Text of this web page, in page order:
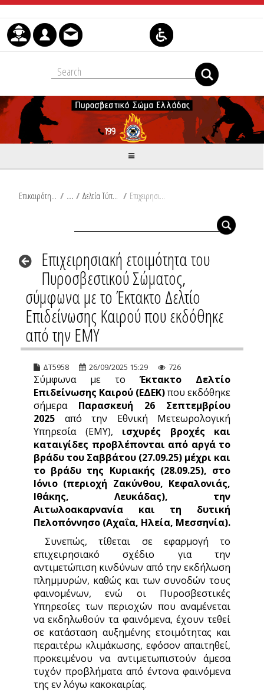
Skip to Content
Επικαιρότητα / Δελτία Τύπου / Επιχειρησιακή ετοιμότητα του Πυροσβεστικού Σώματος, σύμφωνα με το Έκτακτο Δελτίο Επιδείνωσης Καιρού που εκδόθηκε από την ΕΜΥ
Επιχειρησιακή ετοιμότητα του
Πυροσβεστικού Σώματος,
σύμφωνα με το Έκτακτο Δελτίο
Επιδείνωσης Καιρού που εκδόθηκε
από την ΕΜΥ
ΔΤ5958 26/09/2025 15:29 726
Σύμφωνα με τοΈκτακτο Δελτίο
Επιδείνωσης Καιρού (ΕΔΕΚ)που εκδόθηκε
σήμερα Παρασκευή 26 Σεπτεμβρίου
2025 από την Εθνική Μετεωρολογική
Υπηρεσία (ΕΜΥ), ισχυρές βροχές και
καταιγίδες προβλέπονται από αργά το
βράδυ του Σαββάτου (27.09.25) μέχρι και
το βράδυ της Κυριακής (28.09.25), στο
Ιόνιο (περιοχή Ζακύνθου, Κεφαλονιάς,
Ιθάκης, Λευκάδας), την
Αιτωλοακαρνανία και τη δυτική
Πελοπόννησο (Αχαΐα, Ηλεία, Μεσσηνία).
Συνεπώς, τίθεται σε εφαρμογή το
επιχειρησιακό σχέδιο για την
αντιμετώπιση κινδύνων από την εκδήλωση
πλημμυρών, καθώς και των συνοδών τους
φαινομένων, ενώ οι Πυροσβεστικές
Υπηρεσίες των περιοχών που αναμένεται
να εκδηλωθούν τα φαινόμενα, έχουν τεθεί
σε κατάσταση αυξημένης ετοιμότητας και
περαιτέρω κλιμάκωσης, εφόσον απαιτηθεί,
προκειμένου να αντιμετωπιστούν άμεσα
τυχόν προβλήματα από έντονα φαινόμενα
της εν λόγω κακοκαιρίας.